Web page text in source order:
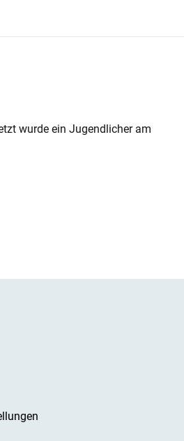
wurde ein Jugendlicher am